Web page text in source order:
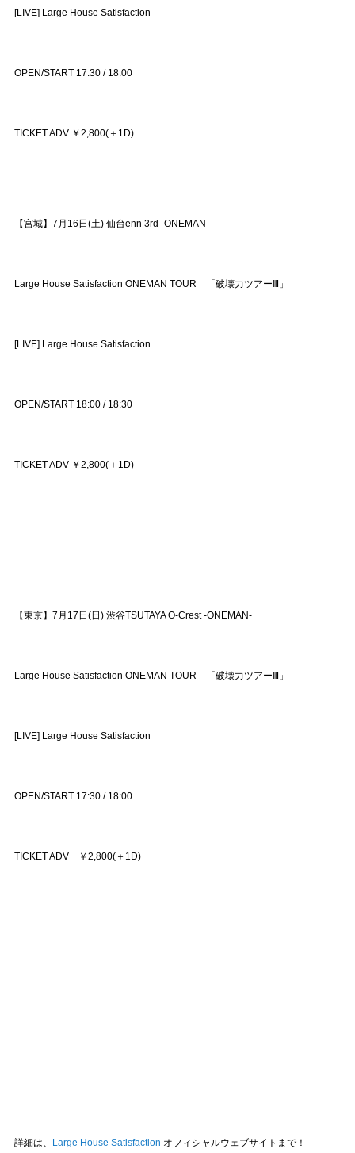
[LIVE] Large House Satisfaction
OPEN/START 17:30 / 18:00
TICKET ADV ￥2,800(＋1D)
【宮城】7月16日(土) 仙台enn 3rd -ONEMAN-
Large House Satisfaction ONEMAN TOUR 「破壊力ツアーⅢ」
[LIVE] Large House Satisfaction
OPEN/START 18:00 / 18:30
TICKET ADV ￥2,800(＋1D)
【東京】7月17日(日) 渋谷TSUTAYA O-Crest -ONEMAN-
Large House Satisfaction ONEMAN TOUR 「破壊力ツアーⅢ」
[LIVE] Large House Satisfaction
OPEN/START 17:30 / 18:00
TICKET ADV ￥2,800(＋1D)
詳細は、 Large House Satisfaction オフィシャルウェブサイトまで！